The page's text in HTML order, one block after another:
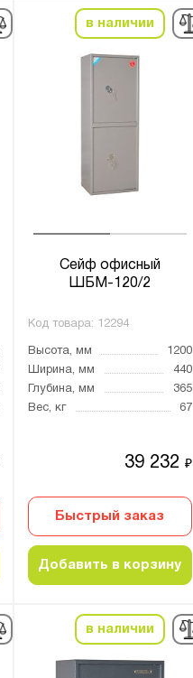
в наличии
Сейф офисный
ШБМ-120/2
Код товара: 12294
Высота, мм
1200
Ширина, мм
440
Глубина, мм
365
Вес, кг
67
39 232₽
Быстрый заказ
Добавить в корзину
в наличии